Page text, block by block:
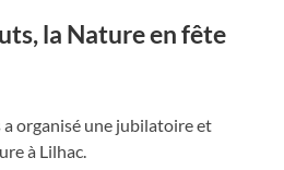
la Nature en fête
a organisé une jubilatoire et
à Lilhac.